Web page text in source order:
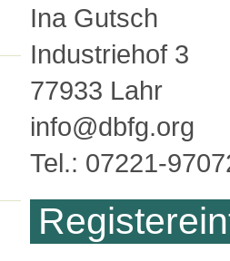
Ina Gutsch
Industriehof 3
77933 Lahr
info@dbfg.org
Tel.: 07221-